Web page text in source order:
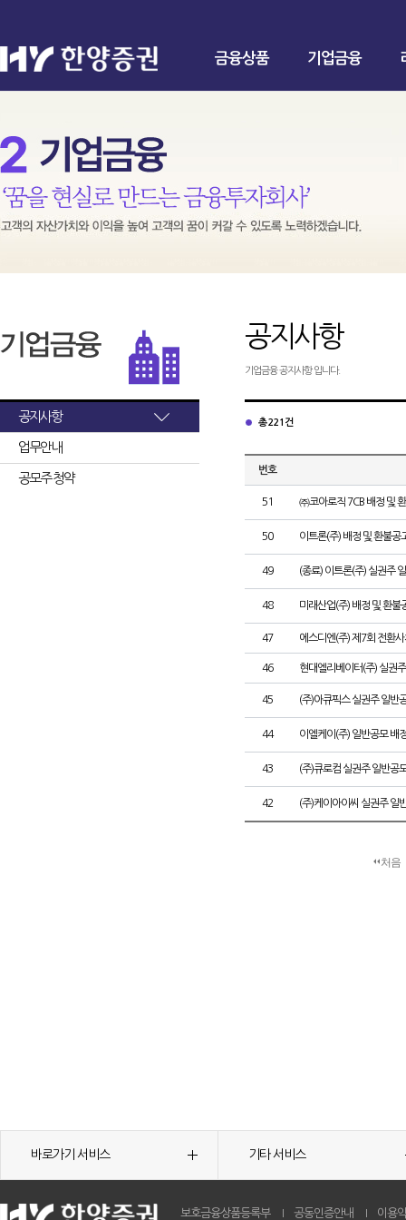
금융상품 기업금융
공지사항
업무안내
공모주 청약
공지사항
기업금융 공지사항 입니다.
총 221건
번호
51 ㈜코아로직 7CB 배정 및
50 이트론(주) 배정 및 환불공
49 (종료) 이트론(주) 실권주
48 미래산업(주) 배정 및 환불
47 에스디엔(주) 제7회 전환
46 현대엘리베이터(주) 실권
45 (주)아큐픽스 실권주 일반
44 이엘케이(주) 일반공모 배
43 (주)큐로컴 실권주 일반공
42 (주)케이아이씨 실권주 일
처음
바로가기 서비스 기타 서비스
보호금융상품등록부 공동인증안내 이용